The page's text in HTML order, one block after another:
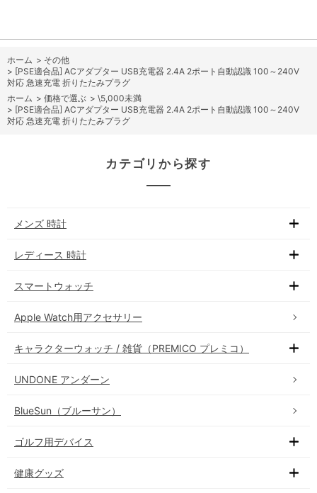
ホーム > その他
> [PSE適合品] ACアダプター USB充電器 2.4A 2ポート自動認識 100～240V
対応 急速充電 折りたたみプラグ
ホーム > 価格で選ぶ > \5,000未満
> [PSE適合品] ACアダプター USB充電器 2.4A 2ポート自動認識 100～240V
対応 急速充電 折りたたみプラグ
カテゴリから探す
メンズ 時計
レディース 時計
スマートウォッチ
Apple Watch用アクセサリー
キャラクターウォッチ / 雑貨（PREMICO プレミコ）
UNDONE アンダーン
BlueSun（ブルーサン）
ゴルフ用デバイス
健康グッズ